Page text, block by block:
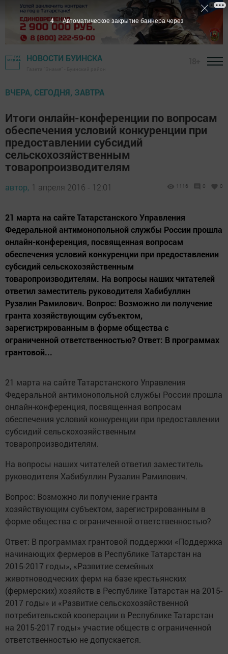
НОВОСТИ БУИНСКА
ВЧЕРА, СЕГОДНЯ, ЗАВТРА
Итоги онлайн-конференции по вопросам
обеспечения условий конкуренции при
предоставлении субсидий
сельскохозяйственным
товаропроизводителям
автор, 1 апреля 2016 - 12:01 1116 0 0
21 марта на сайте Татарстанского Управления
Федеральной антимонопольной службы России прошла
онлайн-конференция, посвященная вопросам
обеспечения условий конкуренции при предоставлении
субсидий сельскохозяйственным
товаропроизводителям. На вопросы наших читателей
ответил заместитель руководителя Хабибуллин
Рузалин Рамилович. Вопрос: Возможно ли получение
гранта хозяйствующим субъектом,
зарегистрированным в форме общества с
ограниченной ответственностью? Ответ: В программах
грантовой...
21 марта на сайте Татарстанского Управления
Федеральной антимонопольной службы России прошла
онлайн-конференция, посвященная вопросам
обеспечения условий конкуренции при предоставлении
субсидий сельскохозяйственным
товаропроизводителям.
На вопросы наших читателей ответил заместитель
руководителя Хабибуллин Рузалин Рамилович.
Вопрос: Возможно ли получение гранта
хозяйствующим субъектом, зарегистрированным в
форме общества с ограниченной ответственностью?
Ответ: В программах грантовой поддержки «Поддержка
начинающих фермеров в Республике Татарстан на
2015-2017 годы», «Развитие семейных
животноводческих ферм на базе крестьянских
(фермерских) хозяйств в Республике Татарстан на 2015-
2017 годы» и «Развитие сельскохозяйственной
потребительской кооперации в Республике Татарстан
на 2015-2017 годы» участие обществ с ограниченной
ответственностью не допускается.
3 Автоматическое закрытие баннера через